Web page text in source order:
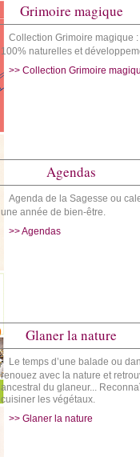
Grimoire magique
Collection Grimoire magique
100% naturelles et
>> Collection Grimoire
Agendas
Agenda de la Sagesse ou
une année de bien-être.
>> Agendas
Glaner la nature
Le temps d’une balade ou
renouez avec la nature et
ancestral du glaneur...
cuisiner les végétaux.
>> Glaner la nature